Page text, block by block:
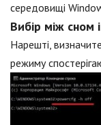
середовищі
Вибір між сном
Нарешті,
режиму